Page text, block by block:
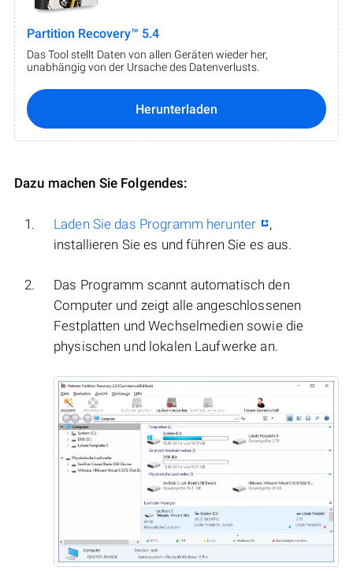
Partition Recovery™ 5.4
Das Tool stellt Daten von allen Geräten wieder her,
unabhängig von der Ursache des Datenverlusts.
Herunterladen
Dazu machen Sie Folgendes:
Laden Sie das Programm herunter
,
installieren Sie es und führen Sie es aus.
Das Programm scannt automatisch den
Computer und zeigt alle angeschlossenen
Festplatten und Wechselmedien sowie die
physischen und lokalen Laufwerke an.